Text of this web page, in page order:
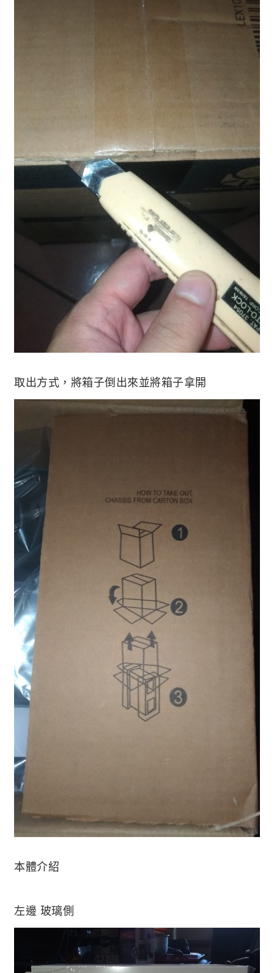
取出方式，將箱子倒出來並將箱子拿開
本體介紹
左邊 玻璃側